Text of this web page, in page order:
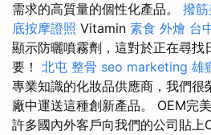
需求的高質量的個性化產品。 撥
底按摩證照 Vitamin 素食 外燴 台
顯示防曬噴霧劑，這對於正在尋找
要！ 北屯 整骨 seo marketing 雄
專業知識的化妝品供應商，我們很
廠中運送這種創新產品。 OEM完
許多國內外客戶向我們的公司貼上